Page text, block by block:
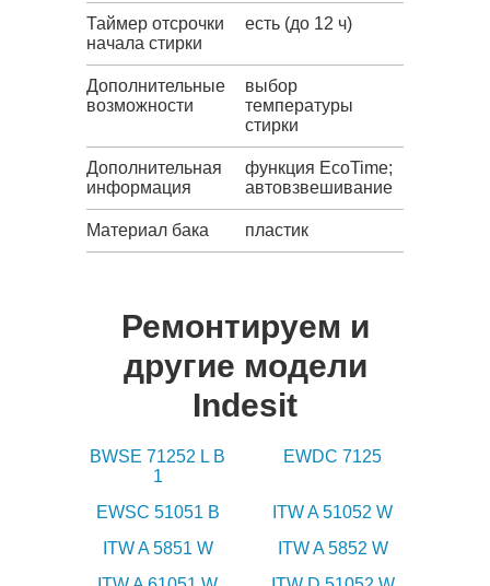
Таймер отсрочки
начала стирки
есть (до 12 ч)
Дополнительные
возможности
выбор
температуры
стирки
Дополнительная
информация
функция EcoTime;
автовзвешивание
Материал бака пластик
Ремонтируем и
другие модели
Indesit
BWSE 71252 L B
1
EWDC 7125
EWSC 51051 B
ITW A 51052 W
ITW A 5851 W
ITW A 5852 W